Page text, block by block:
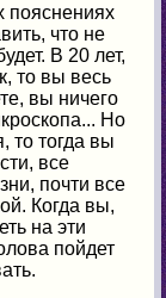
пояснениях
что не
В 20 лет,
то вы весь
вы ничего
Но
то тогда вы
все
почти все
Когда вы,
на эти
пойдет